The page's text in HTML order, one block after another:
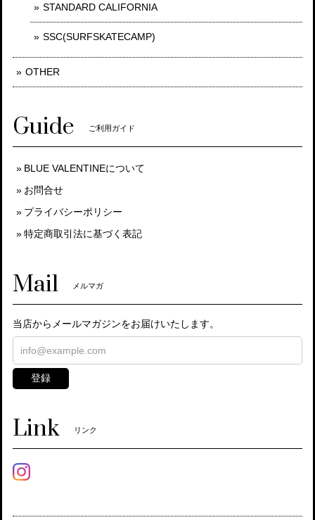
STANDARD CALIFORNIA
SSC(SURFSKATECAMP)
OTHER
Guide ご利用ガイド
BLUE VALENTINEについて
お問合せ
プライバシーポリシー
特定商取引法に基づく表記
Mail メルマガ
当店からメールマガジンをお届けいたします。
登録
Link リンク